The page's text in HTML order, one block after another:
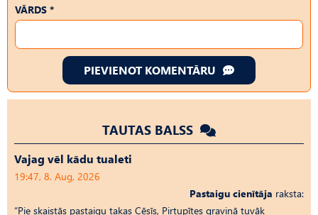
VĀRDS *
PIEVIENOT KOMENTĀRU
TAUTAS BALSS
Vajag vēl kādu tualeti
19:47, 8. Aug, 2026
Pastaigu cienītāja raksta:
“Pie skaistās pastaigu takas Cēsīs, Pirtupītes graviņā tuvāk